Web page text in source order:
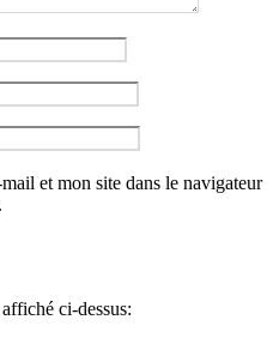
et mon site dans le navigateur
ci-dessus: